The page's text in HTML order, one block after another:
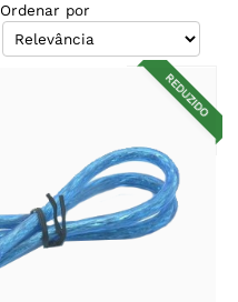
Ordenar por
REDUZIDO